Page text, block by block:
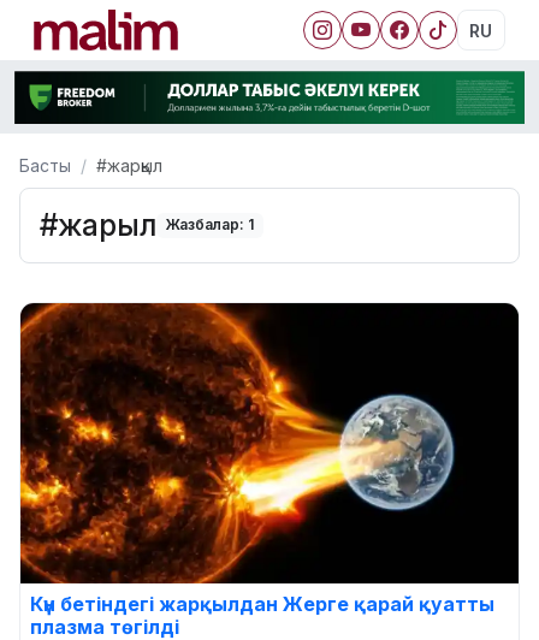
RU
Басты #жарқыл
#жарқыл Жазбалар: 1
Күн бетіндегі жарқылдан Жерге қарай қуатты
плазма төгілді